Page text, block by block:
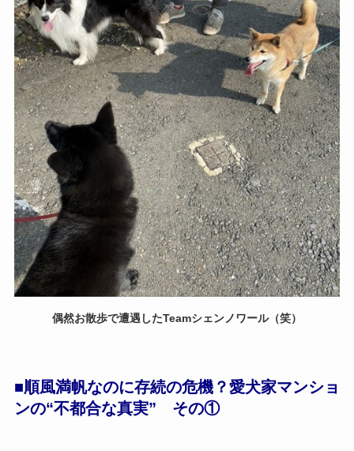
偶然お散歩で遭遇したTeamシェンノワール（笑）
■順風満帆なのに存続の危機？愛犬家マンショ
ンの“不都合な真実” その①